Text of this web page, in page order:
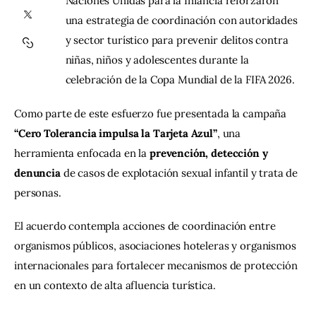
Contacto
una estrategia de coordinación con autoridades
y sector turístico para prevenir delitos contra
niñas, niños y adolescentes durante la
celebración de la Copa Mundial de la FIFA 2026.
Como parte de este esfuerzo fue presentada la campaña
“Cero Tolerancia impulsa la Tarjeta Azul”, una
herramienta enfocada en la prevención, detección y
denuncia de casos de explotación sexual infantil y trata de
personas.
El acuerdo contempla acciones de coordinación entre
organismos públicos, asociaciones hoteleras y organismos
internacionales para fortalecer mecanismos de protección
en un contexto de alta afluencia turística.